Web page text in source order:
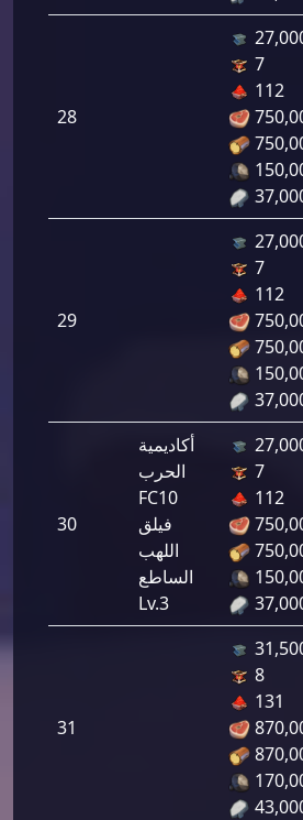
28
7
112
29
7
112
30
أكاديمية
الحرب
FC10
فيلق
اللهب
الساطع
Lv.3
7
112
31
8
131